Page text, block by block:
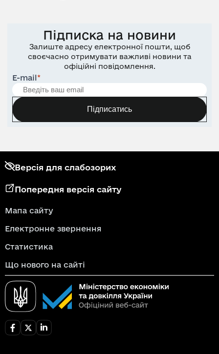
Підписка на новини
Залиште адресу електронної пошти, щоб
своєчасно отримувати важливі новини та
офіційні повідомлення.
E-mail*
Підписатись
Версія для слабозорих
Попередня версія сайту
Мапа сайту
Електронне звернення
Статистика
Що нового на сайті